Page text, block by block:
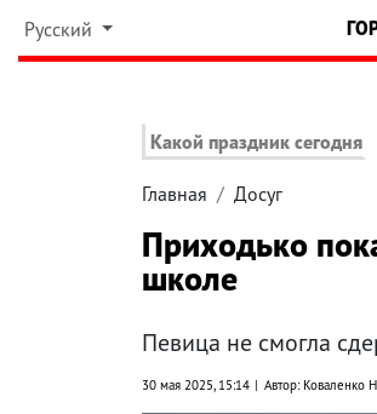
Русский
Какой праздник сегодня
Главная Досуг
Приходько
школе
Певица не смогла
30 мая 2025, 15:14 Автор: Коваленко